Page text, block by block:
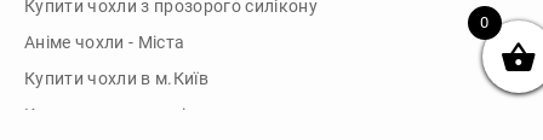
Купити чохли з прозорого силікону
Аніме чохли - Міста
Купити чохли в м.Київ
Картини на полотні
0